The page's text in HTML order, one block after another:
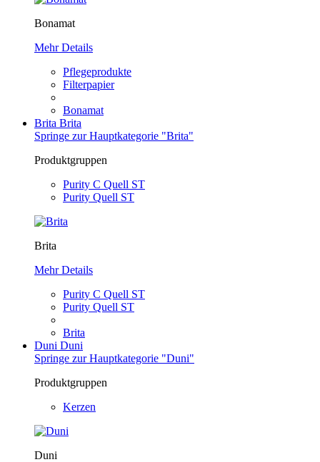
Bonamat
Mehr Details
Pflegeprodukte
Filterpapier
Bonamat
Brita Brita
Springe zur Hauptkategorie "Brita"
Produktgruppen
Purity C Quell ST
Purity Quell ST
Brita
Mehr Details
Purity C Quell ST
Purity Quell ST
Brita
Duni Duni
Springe zur Hauptkategorie "Duni"
Produktgruppen
Kerzen
Duni